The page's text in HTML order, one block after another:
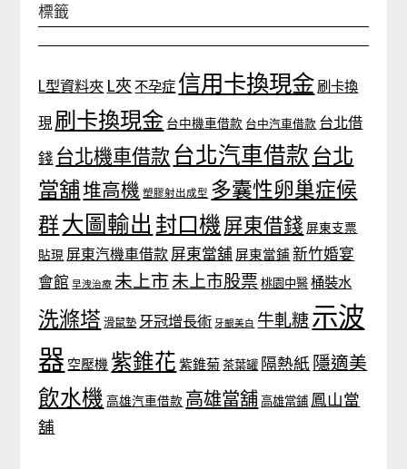
標籤
L型資料夾 L夾 不孕症 信用卡換現金 刷卡換
現 刷卡換現金 台中機車借款 台中汽車借款 台北借
錢 台北機車借款 台北汽車借款 台北
當舖堆高機 塑膠射出成型 多囊性卵巢症候
群大圖輸出 封口機 屏東借錢 屏東支票
貼現 屏東汽機車借款 屏東當舖 屏東當鋪 新竹婚宴
會館 早洩治療 未上市 未上市股票 桃園中醫 桶裝水
洗滌塔 滑鼠墊 牙冠增長術 牙齦美白 牛軋糖示波
器 空壓機 紫錐花 紫錐菊 茶葉罐 隔熱紙 隱適美
飲水機 高雄汽車借款 高雄當舖 高雄當鋪 鳳山當
舖